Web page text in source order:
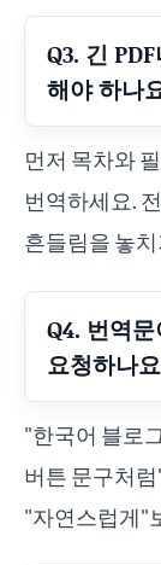
Q3. 긴
해야 하나
먼저 목차와
번역하세요.
흔들림을 놓
Q4. 번역
요청하나
"한국어 블로
버튼 문구처
"자연스럽게"